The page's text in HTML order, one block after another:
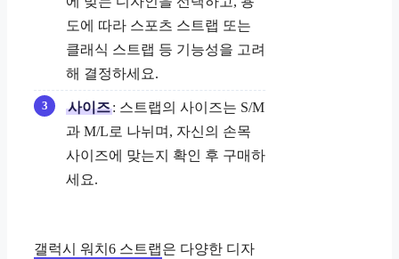
도에 따라 스포츠 스트랩 또는
클래식 스트랩 등 기능성을 고려
해 결정하세요.
사이즈: 스트랩의 사이즈는 S/M
과 M/L로 나뉘며, 자신의 손목
사이즈에 맞는지 확인 후 구매하
세요.
갤럭시 워치6 스트랩은 다양한 디자